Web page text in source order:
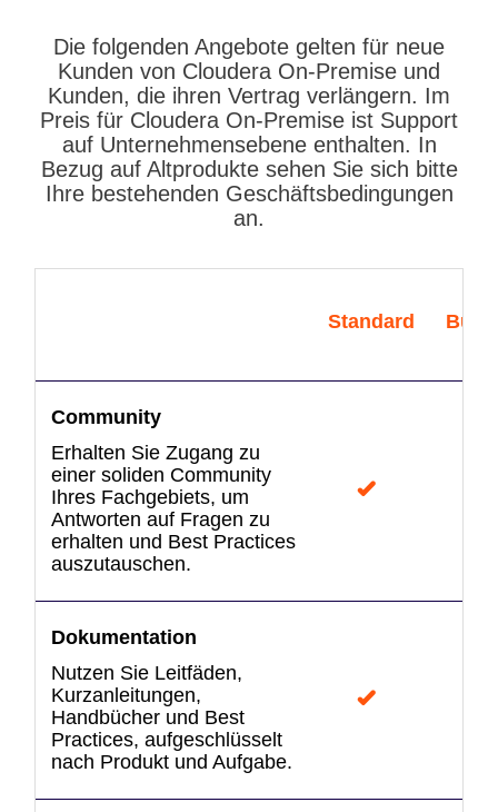
Die folgenden Angebote gelten für neue
Kunden von Cloudera On-Premise und
Kunden, die ihren Vertrag verlängern. Im
Preis für Cloudera On-Premise ist Support
auf Unternehmensebene enthalten. In
Bezug auf Altprodukte sehen Sie sich bitte
Ihre bestehenden Geschäftsbedingungen
an.
Standard
Community
Erhalten Sie Zugang zu
einer soliden Community
Ihres Fachgebiets, um
Antworten auf Fragen zu
erhalten und Best Practices
auszutauschen.
Dokumentation
Nutzen Sie Leitfäden,
Kurzanleitungen,
Handbücher und Best
Practices, aufgeschlüsselt
nach Produkt und Aufgabe.